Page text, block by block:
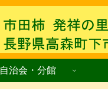
自治会・分館